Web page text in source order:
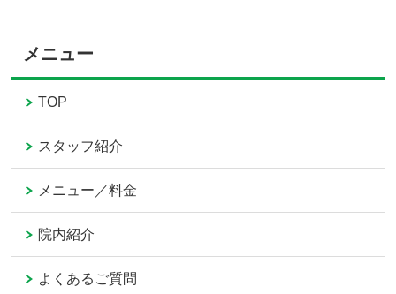
メニュー
TOP
スタッフ紹介
メニュー／料金
院内紹介
よくあるご質問